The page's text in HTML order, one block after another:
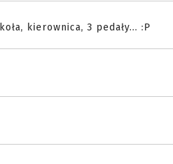
kierownica, 3 pedały... :P